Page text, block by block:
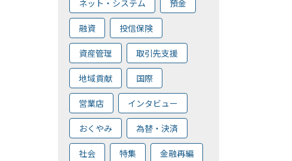
ネット・システム 預金
融資 投信保険
資産管理 取引先支援
地域貢献 国際
営業店 インタビュー
おくやみ 為替・決済
社会 特集 金融再編